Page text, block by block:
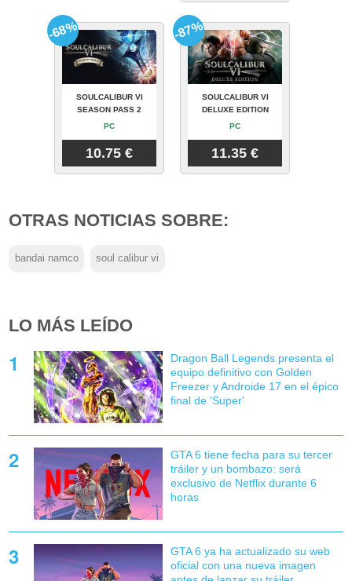
SOULCALIBUR VI
SEASON PASS 2
PC
10.75 €
-68%
SOULCALIBUR VI
DELUXE EDITION
PC
11.35 €
-87%
OTRAS NOTICIAS SOBRE:
bandai namco soul calibur vi
LO MÁS LEÍDO
Dragon Ball Legends presenta el
equipo definitivo con Golden
Freezer y Androide 17 en el épico
final de 'Super'
GTA 6 tiene fecha para su tercer
tráiler y un bombazo: será
exclusivo de Netflix durante 6
horas
GTA 6 ya ha actualizado su web
oficial con una nueva imagen